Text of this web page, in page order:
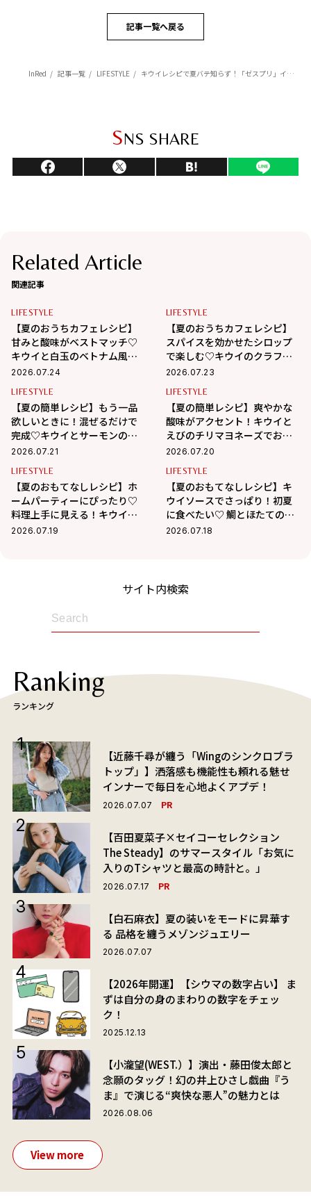
記事一覧へ戻る
InRed 記事一覧 LIFESTYLE キウイレシピで夏バテ知らず！「ゼスプリ」イベントレポート
SNS SHARE
Related Article
関連記事
LIFESTYLE
【夏のおうちカフェレシピ】
甘みと酸味がベストマッチ♡
キウイと白玉のベトナム風チ
ェー
2026.07.24
LIFESTYLE
【夏のおうちカフェレシピ】
スパイスを効かせたシロップ
で楽しむ♡キウイのクラフト
コーラ
2026.07.23
LIFESTYLE
【夏の簡単レシピ】もう一品
欲しいときに！混ぜるだけで
完成♡キウイとサーモンのタ
ルタル
2026.07.21
LIFESTYLE
【夏の簡単レシピ】爽やかな
酸味がアクセント！キウイと
えびのチリマヨネーズでおう
ちごはん
2026.07.20
LIFESTYLE
【夏のおもてなしレシピ】ホ
ームパーティーにぴったり♡
料理上手に見える！キウイと
オイルサーディンの絶品ブル
2026.07.19
LIFESTYLE
【夏のおもてなしレシピ】キ
ウイソースでさっぱり！初夏
に食べたい♡ 鯛とほたてのカ
ルパッチョ
2026.07.18
サイト内検索
Ranking
ランキング
【近藤千尋が纏う「Wingのシンクロブラ
トップ」】洒落感も機能性も頼れる魅せ
インナーで毎日を心地よくアプデ！
2026.07.07 PR
【百田夏菜子×セイコーセレクション
The Steady】のサマースタイル「お気に
入りのTシャツと最高の時計と。」
2026.07.17 PR
【白石麻衣】夏の装いをモードに昇華す
る 品格を纏うメゾンジュエリー
2026.07.07
【2026年開運】【シウマの数字占い】 ま
ずは自分の身のまわりの数字をチェッ
ク！
2025.12.13
【小瀧望(WEST.）】演出・藤田俊太郎と
念願のタッグ！幻の井上ひさし戯曲『う
ま』で演じる“爽快な悪人”の魅力とは
2026.08.06
View more